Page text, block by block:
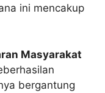
ini mencakup
Masyarakat
bergantung